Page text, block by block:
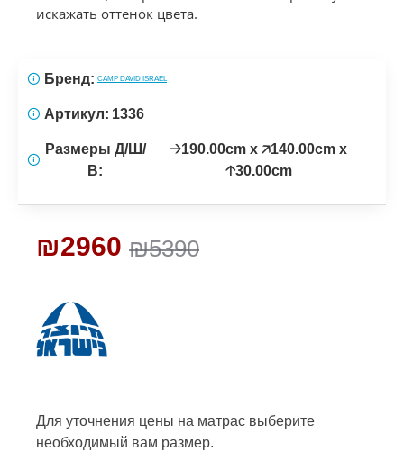
искажать оттенок цвета.
Для уточнения цены на матрас выберите
необходимый вам размер.
₪5390
₪2960
Бренд: CAMP DAVID ISRAEL
Артикул: 1336
Размеры Д/Ш/
В:
🡢190.00cm x 🡥140.00cm x
🡡30.00cm